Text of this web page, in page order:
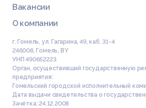
Вакансии
О компании
г. Гомель, ул. Гагарина, 49, каб. 31-4
246008, Гомель, BY
УНП 490652223
Орган, осуществивший государственную
предприятия:
Гомельский городской исполнительный
Дата выдачи свидетельства о
Зачётка: 24.12.2008